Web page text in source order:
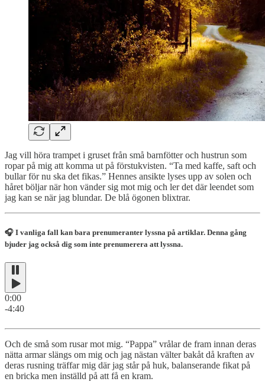
Jag vill höra trampet i gruset från små barnfötter och hustrun som
ropar på mig att komma ut på förstukvisten. “Ta med kaffe, saft och
bullar för nu ska det fikas.” Hennes ansikte lyses upp av solen och
håret böljar när hon vänder sig mot mig och ler det där leendet som
jag kan se när jag blundar. De blå ögonen blixtrar.
🎧 I vanliga fall kan bara prenumeranter lyssna på artiklar. Denna gång
bjuder jag också dig som inte prenumerera att lyssna.
0:00
-4:40
Och de små som rusar mot mig. “Pappa” vrålar de fram innan deras
nätta armar slängs om mig och jag nästan välter bakåt då kraften av
deras rusning träffar mig där jag står på huk, balanserande fikat på
en bricka men inställd på att få en kram.